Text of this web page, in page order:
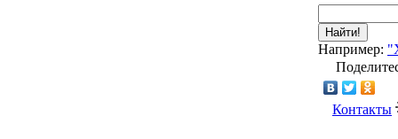
Найти!
Например:
Контакты